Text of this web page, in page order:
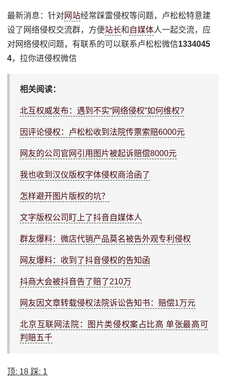
最新消息：针对网站经常踩雷侵权等问题，卢松松特意建
设了网络侵权交流群，方便站长和 自媒体人一起交流，应
对网络侵权问题，有联系的可以联系卢松松微信1334045
4，拉你进侵权微信
相关阅读：
北互权威发布：遇到不实“网络侵权”如何维权?
因评论侵权：卢松松收到法院传票索赔6000元
网友的公司官网引用图片被起诉赔偿8000元
我也收到汉仪版权字体侵权商洽函了
怎样避开图片版权的坑？
文字版权公司盯上了抖音自媒体人
群友爆料：微店代销产品莫名被告外观专利侵权
网友爆料：收到了抖音侵权的告知函
抖商大会被抖音告了赔了210万
网友因文章转载侵权法院诉讼告知书：赔偿1万元
北京互联网法院：图片类侵权案占比高 单张最高可
判赔五千
顶: 18 踩: 1